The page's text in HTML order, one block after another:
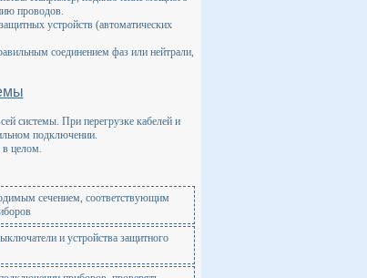
проводов.
устройств (автоматических
соединением фаз или нейтрали,
системы. При перегрузке кабелей и
подключении.
в целом.
сечением, соответствующим
и устройства защитного